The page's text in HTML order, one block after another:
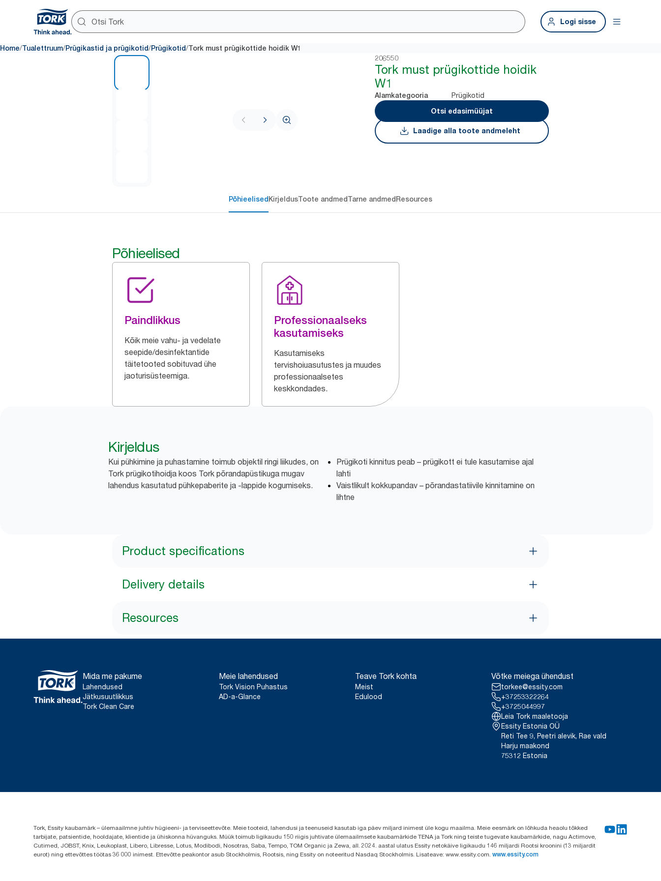
Logi sisse
Home/Tualettruum/Prügikastid ja prügikotid/Prügikotid/Tork must prügikottide hoidik W1
206550
Tork must prügikottide hoidik
W1
Alamkategooria
Prügikotid
Otsi edasimüüjat
Laadige alla toote andmeleht
Põhieelised KirjeldusToote andmedTarne andmed Resources
Põhieelised
Paindlikkus
Kõik meie vahu- ja vedelate
seepide/desinfektantide
täitetooted sobituvad ühe
jaoturisüsteemiga.
Professionaalseks
kasutamiseks
Kasutamiseks
tervishoiuasutustes ja muudes
professionaalsetes
keskkondades.
Kirjeldus
Kui pühkimine ja puhastamine toimub objektil ringi liikudes, on
Tork prügikotihoidja koos Tork põrandapüstikuga mugav
lahendus kasutatud pühkepaberite ja -lappide kogumiseks.
Prügikoti kinnitus peab – prügikott ei tule kasutamise ajal
lahti
Vaistlikult kokkupandav – põrandastatiivile kinnitamine on
lihtne
Product specifications
Delivery details
Resources
Mida me pakume
Lahendused
Jätkusuutlikkus
Tork Clean Care
Meie lahendused
Tork Vision Puhastus
AD-a-Glance
Teave Tork kohta
Meist
Edulood
Võtke meiega ühendust
torkee@essity.com
+37253322264
+3725044997
Leia Tork maaletooja
Essity Estonia OÜ
Reti Tee 9, Peetri alevik, Rae vald
Harju maakond
75312 Estonia
Tork, Essity kaubamärk – ülemaailmne juhtiv hügieeni- ja terviseettevõte. Meie tooteid, lahendusi ja teenuseid kasutab iga päev miljard inimest üle kogu maailma. Meie eesmärk on lõhkuda heaolu tõkked
tarbijate, patsientide, hooldajate, klientide ja ühiskonna hüvanguks. Müük toimub ligikaudu 150 riigis juhtivate ülemaailmsete kaubamärkide TENA ja Tork ning teiste tugevate kaubamärkide, nagu Actimove,
Cutimed, JOBST, Knix, Leukoplast, Libero, Libresse, Lotus, Modibodi, Nosotras, Saba, Tempo, TOM Organic ja Zewa, all. 2024. aastal ulatus Essity netokäive ligikaudu 146 miljardi Rootsi kroonini (13 miljardit
eurot) ning ettevõttes töötas 36 000 inimest. Ettevõtte peakontor asub Stockholmis, Rootsis, ning Essity on noteeritud Nasdaq Stockholmis. Lisateave: www.essity.com. www.essity.com